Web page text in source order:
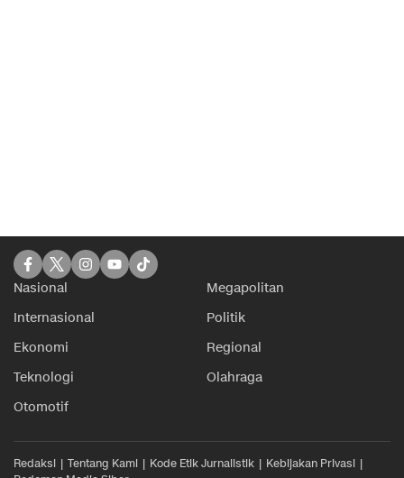
Nasional
Megapolitan
Internasional
Politik
Ekonomi
Regional
Teknologi
Olahraga
Otomotif
Redaksi Tentang Kami Kode Etik Jurnalistik
Kebijakan Privasi